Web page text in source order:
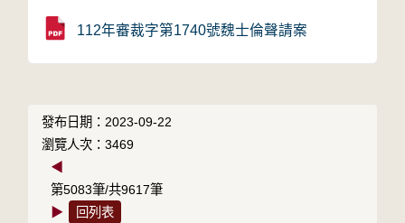
112年審裁字第1740號魏士倫聲請案
發布日期：2023-09-22
瀏覽人次：3469
◀
第5083筆/共9617筆
▶
回列表